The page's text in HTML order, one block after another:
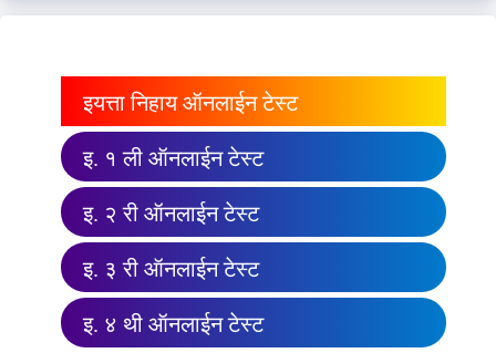
इयत्ता निहाय ऑनलाईन टेस्ट
इ. १ ली ऑनलाईन टेस्ट
इ. २ री ऑनलाईन टेस्ट
इ. ३ री ऑनलाईन टेस्ट
इ. ४ थी ऑनलाईन टेस्ट